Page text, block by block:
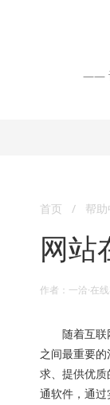
——
首页 / 帮
网站
作者：一洽·在
随着互联
之间最重要
求、提供优
通软件，通